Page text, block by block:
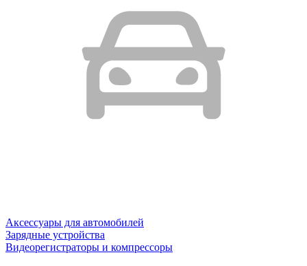
Аксессуары для автомобилей
Зарядные устройства
Видеорегистраторы и компрессоры